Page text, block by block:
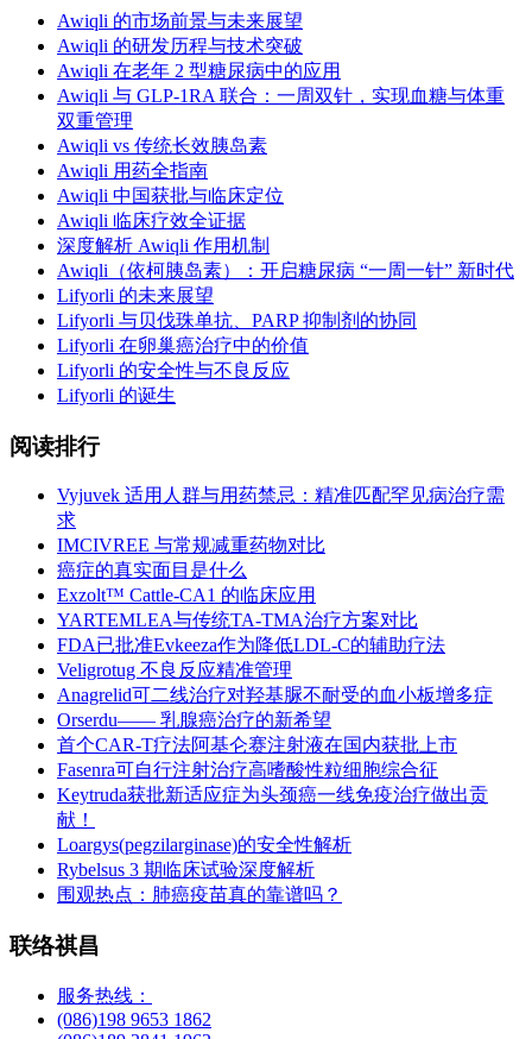
Awiqli 的市场前景与未来展望
Awiqli 的研发历程与技术突破
Awiqli 在老年 2 型糖尿病中的应用
Awiqli 与 GLP-1RA 联合：一周双针，实现血糖与体重
双重管理
Awiqli vs 传统长效胰岛素
Awiqli 用药全指南
Awiqli 中国获批与临床定位
Awiqli 临床疗效全证据
深度解析 Awiqli 作用机制
Awiqli（依柯胰岛素）：开启糖尿病 “一周一针” 新时代
Lifyorli 的未来展望
Lifyorli 与贝伐珠单抗、PARP 抑制剂的协同
Lifyorli 在卵巢癌治疗中的价值
Lifyorli 的安全性与不良反应
Lifyorli 的诞生
阅读排行
Vyjuvek 适用人群与用药禁忌：精准匹配罕见病治疗需
求
IMCIVREE 与常规减重药物对比
癌症的真实面目是什么
Exzolt™ Cattle-CA1 的临床应用
YARTEMLEA与传统TA-TMA治疗方案对比
FDA已批准Evkeeza作为降低LDL-C的辅助疗法
Veligrotug 不良反应精准管理
Anagrelid可二线治疗对羟基脲不耐受的血小板增多症
Orserdu—— 乳腺癌治疗的新希望
首个CAR-T疗法阿基仑赛注射液在国内获批上市
Fasenra可自行注射治疗高嗜酸性粒细胞综合征
Keytruda获批新适应症为头颈癌一线免疫治疗做出贡
献！
Loargys(pegzilarginase)的安全性解析
Rybelsus 3 期临床试验深度解析
围观热点：肺癌疫苗真的靠谱吗？
联络祺昌
服务热线：
(086)198 9653 1862